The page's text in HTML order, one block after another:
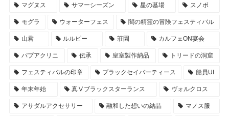
マグヌス サマーシーズン 星の墓場 スノボ
モグラ ウォーターフェス 闇の精霊の冒険フェスティバル
山君 ルルピー 荘園 カルフェON宴会
パプアクリニ 伝承 皇室製作納品 トリードの洞窟
フェスティバルの印章 ブラックセイバーティース 船員UI
年末年始 真Ⅴブラックスターランス ヴォルクロス
アサダルアクセサリー 融和した想いの結晶 マノス服